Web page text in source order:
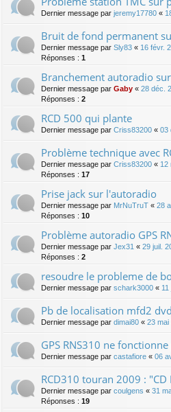
Dernier message par jeremy17780 «
Bruit de fond permanent
Dernier message par Sly83 « 16 févr.
Réponses : 1
Branchement autoradio sur
Dernier message par Gaby « 28 déc.
Réponses : 2
RCD 500 qui plante
Dernier message par Criss83200 « 03
Problème technique avec
Dernier message par Criss83200 « 12
Réponses : 17
Prise jack sur l'autoradio
Dernier message par MrNuTruT « 28
Réponses : 10
Problème autoradio GPS
Dernier message par Jex31 « 29 juil.
Réponses : 2
resoudre le probleme de
Dernier message par schark3000 «
Pb de localisation mfd2
Dernier message par dimai80 « 23 mai
GPS RNS310 ne
Dernier message par castafiore « 06
RCD310 touran 2009 : "CD
Dernier message par coulgens « 31
Réponses : 19